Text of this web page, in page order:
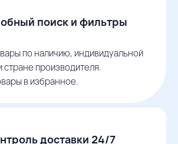
поиск и фильтры
по наличию, индивидуальной
стране производителя.
в избранное.
доставки 24/7